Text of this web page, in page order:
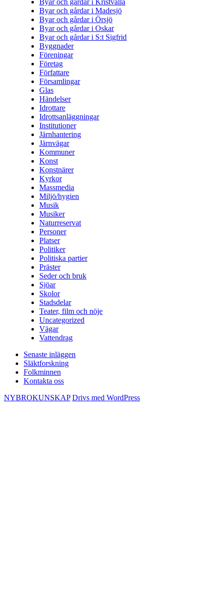
Byar och gårdar i Madesjö
Byar och gårdar i Örsjö
Byar och gårdar i Oskar
Byar och gårdar i S:t Sigfrid
Byggnader
Föreningar
Företag
Författare
Församlingar
Glas
Händelser
Idrottare
Idrottsanläggningar
Institutioner
Järnhantering
Järnvägar
Kommuner
Konst
Konstnärer
Kyrkor
Massmedia
Miljö/hygien
Musik
Musiker
Naturreservat
Personer
Platser
Politiker
Politiska partier
Präster
Seder och bruk
Sjöar
Skolor
Stadsdelar
Teater, film och nöje
Uncategorized
Vägar
Vattendrag
Senaste inläggen
Släktforskning
Folkminnen
Kontakta oss
NYBROKUNSKAP Drivs med WordPress